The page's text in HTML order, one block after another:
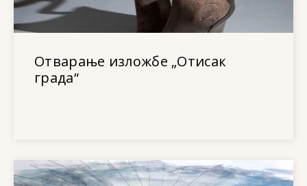
Отварање изложбе „Отисак
града“